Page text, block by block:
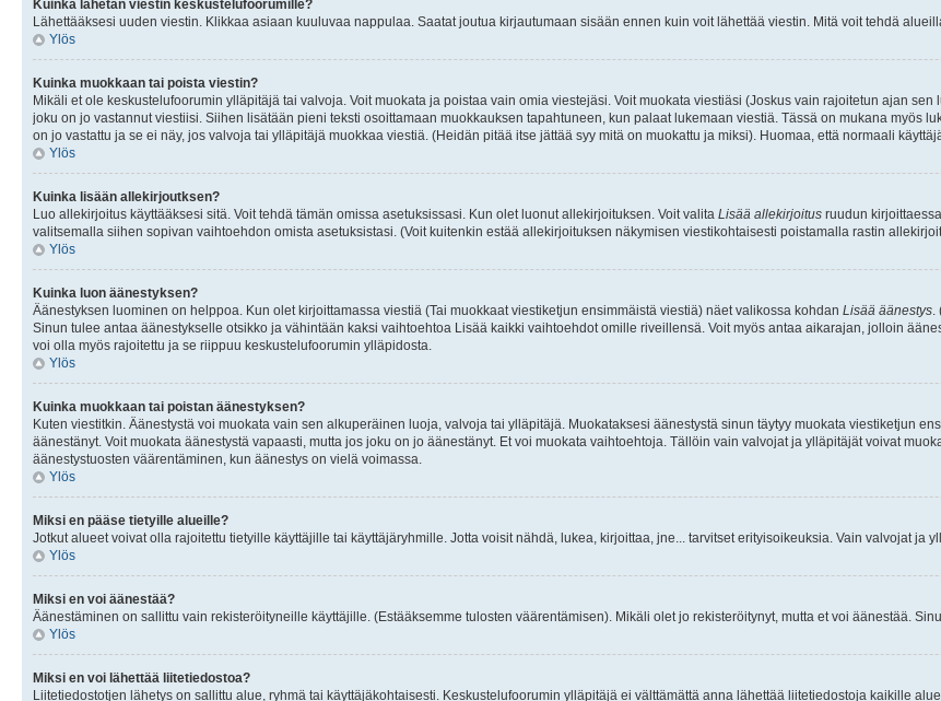
Kuinka lähetän viestin keskustelufoorumille?
Lähettääksesi uuden viestin. Klikkaa asiaan kuuluvaa nappulaa. Saatat joutua kirjautumaan sisään ennen kuin voit lähettää viestin. Mitä voit tehdä
Ylös
Kuinka muokkaan tai poista viestin?
Mikäli et ole keskustelufoorumin ylläpitäjä tai valvoja. Voit muokata ja poistaa vain omia viestejäsi. Voit muokata viestiäsi (Joskus vain rajoitetun ajan
joku on jo vastannut viestiisi. Siihen lisätään pieni teksti osoittamaan muokkauksen tapahtuneen, kun palaat lukemaan viestiä. Tässä on mukana myös
on jo vastattu ja se ei näy, jos valvoja tai ylläpitäjä muokkaa viestiä. (Heidän pitää itse jättää syy mitä on muokattu ja miksi). Huomaa, että normaali
Ylös
Kuinka lisään allekirjoutksen?
Luo allekirjoitus käyttääksesi sitä. Voit tehdä tämän omissa asetuksissasi. Kun olet luonut allekirjoituksen. Voit valita Lisää allekirjoitus ruudun
valitsemalla siihen sopivan vaihtoehdon omista asetuksistasi. (Voit kuitenkin estää allekirjoituksen näkymisen viestikohtaisesti poistamalla rastin
Ylös
Kuinka luon äänestyksen?
Äänestyksen luominen on helppoa. Kun olet kirjoittamassa viestiä (Tai muokkaat viestiketjun ensimmäistä viestiä) näet valikossa kohdan Lisää äänestys
Sinun tulee antaa äänestykselle otsikko ja vähintään kaksi vaihtoehtoa Lisää kaikki vaihtoehdot omille riveillensä. Voit myös antaa aikarajan, jolloin
voi olla myös rajoitettu ja se riippuu keskustelufoorumin ylläpidosta.
Ylös
Kuinka muokkaan tai poistan äänestyksen?
Kuten viestitkin. Äänestystä voi muokata vain sen alkuperäinen luoja, valvoja tai ylläpitäjä. Muokataksesi äänestystä sinun täytyy muokata viestiketjun
äänestänyt. Voit muokata äänestystä vapaasti, mutta jos joku on jo äänestänyt. Et voi muokata vaihtoehtoja. Tällöin vain valvojat ja ylläpitäjät voivat
äänestystuosten väärentäminen, kun äänestys on vielä voimassa.
Ylös
Miksi en pääse tietyille alueille?
Jotkut alueet voivat olla rajoitettu tietyille käyttäjille tai käyttäjäryhmille. Jotta voisit nähdä, lukea, kirjoittaa, jne... tarvitset erityisoikeuksia. Vain valvojat ja
Ylös
Miksi en voi äänestää?
Äänestäminen on sallittu vain rekisteröityneille käyttäjille. (Estääksemme tulosten väärentämisen). Mikäli olet jo rekisteröitynyt, mutta et voi äänestää.
Ylös
Miksi en voi lähettää liitetiedostoa?
Liitetiedostotjen lähetys on sallittu alue, ryhmä tai käyttäjäkohtaisesti. Keskustelufoorumin ylläpitäjä ei välttämättä anna lähettää liitetiedostoja kaikille